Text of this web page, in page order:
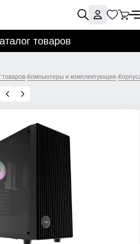
товаров
товаров-Компьютеры и комплектующие-